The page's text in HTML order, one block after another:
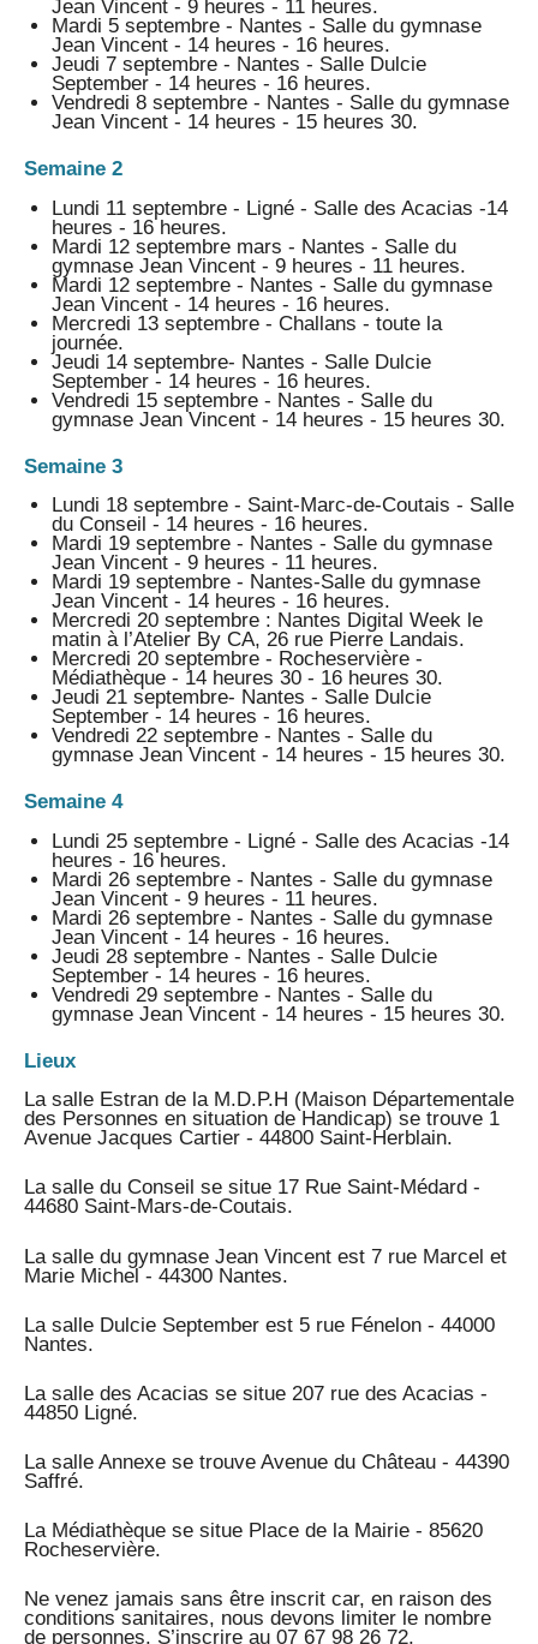
Jean Vincent - 9 heures - 11 heures.
Mardi 5 septembre - Nantes - Salle du gymnase
Jean Vincent - 14 heures - 16 heures.
Jeudi 7 septembre - Nantes - Salle Dulcie
September - 14 heures - 16 heures.
Vendredi 8 septembre - Nantes - Salle du gymnase
Jean Vincent - 14 heures - 15 heures 30.
Semaine 2
Lundi 11 septembre - Ligné - Salle des Acacias -14
heures - 16 heures.
Mardi 12 septembre mars - Nantes - Salle du
gymnase Jean Vincent - 9 heures - 11 heures.
Mardi 12 septembre - Nantes - Salle du gymnase
Jean Vincent - 14 heures - 16 heures.
Mercredi 13 septembre - Challans - toute la
journée.
Jeudi 14 septembre- Nantes - Salle Dulcie
September - 14 heures - 16 heures.
Vendredi 15 septembre - Nantes - Salle du
gymnase Jean Vincent - 14 heures - 15 heures 30.
Semaine 3
Lundi 18 septembre - Saint-Marc-de-Coutais - Salle
du Conseil - 14 heures - 16 heures.
Mardi 19 septembre - Nantes - Salle du gymnase
Jean Vincent - 9 heures - 11 heures.
Mardi 19 septembre - Nantes-Salle du gymnase
Jean Vincent - 14 heures - 16 heures.
Mercredi 20 septembre : Nantes Digital Week le
matin à l’Atelier By CA, 26 rue Pierre Landais.
Mercredi 20 septembre - Rocheservière -
Médiathèque - 14 heures 30 - 16 heures 30.
Jeudi 21 septembre- Nantes - Salle Dulcie
September - 14 heures - 16 heures.
Vendredi 22 septembre - Nantes - Salle du
gymnase Jean Vincent - 14 heures - 15 heures 30.
Semaine 4
Lundi 25 septembre - Ligné - Salle des Acacias -14
heures - 16 heures.
Mardi 26 septembre - Nantes - Salle du gymnase
Jean Vincent - 9 heures - 11 heures.
Mardi 26 septembre - Nantes - Salle du gymnase
Jean Vincent - 14 heures - 16 heures.
Jeudi 28 septembre - Nantes - Salle Dulcie
September - 14 heures - 16 heures.
Vendredi 29 septembre - Nantes - Salle du
gymnase Jean Vincent - 14 heures - 15 heures 30.
Lieux
La salle Estran de la M.D.P.H (Maison Départementale
des Personnes en situation de Handicap) se trouve 1
Avenue Jacques Cartier - 44800 Saint-Herblain.
La salle du Conseil se situe 17 Rue Saint-Médard -
44680 Saint-Mars-de-Coutais.
La salle du gymnase Jean Vincent est 7 rue Marcel et
Marie Michel - 44300 Nantes.
La salle Dulcie September est 5 rue Fénelon - 44000
Nantes.
La salle des Acacias se situe 207 rue des Acacias -
44850 Ligné.
La salle Annexe se trouve Avenue du Château - 44390
Saffré.
La Médiathèque se situe Place de la Mairie - 85620
Rocheservière.
Ne venez jamais sans être inscrit car, en raison des
conditions sanitaires, nous devons limiter le nombre
de personnes. S’inscrire au 07 67 98 26 72.